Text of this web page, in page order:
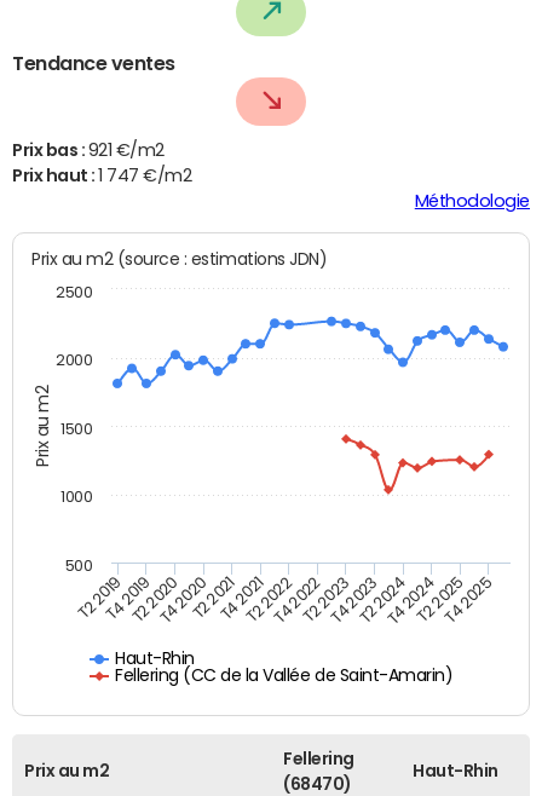
Tendance ventes
Prix bas : 921 €/m2
Prix haut :
1 747 €/m2
Méthodologie
Prix au m2
Prix au m2 (source : estimations JDN)
Haut-Rhin
Fellering (CC de la Vallée de Saint-Amarin)
T2 2019T4 2019T2 2020T4 2020T2 2021T4 2021T2 2022T4 2022T2 2023T4 2023T2 2024T4 2024T2 2025T4 2025
500
1000
1500
2000
2500
Prix au m2
Fellering
(68470)
Haut-Rhin